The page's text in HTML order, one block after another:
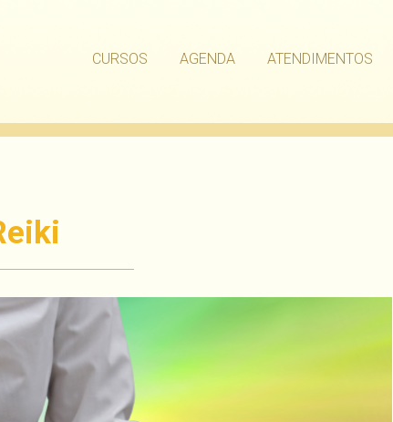
CURSOS AGENDA ATENDIMENTOS